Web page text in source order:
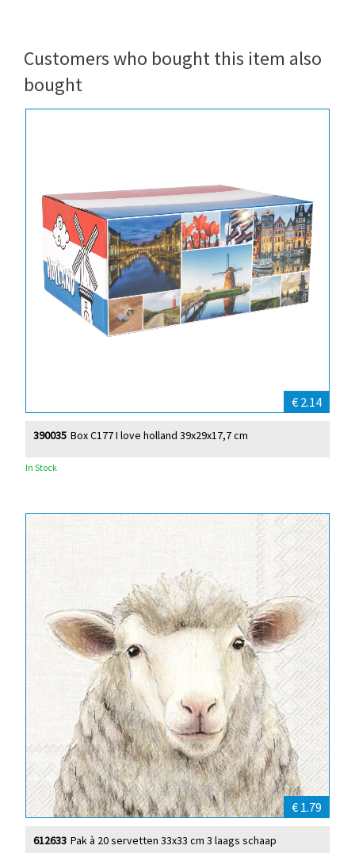
Customers who bought this item also
bought
€ 2.14
Box C177 I love holland 39x29x17,7 cm
390035
In Stock
€ 1.79
Pak à 20 servetten 33x33 cm 3 laags schaap
612633